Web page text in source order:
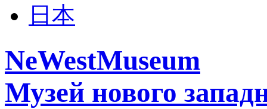
日本
NeWestMuseum
Музей нового